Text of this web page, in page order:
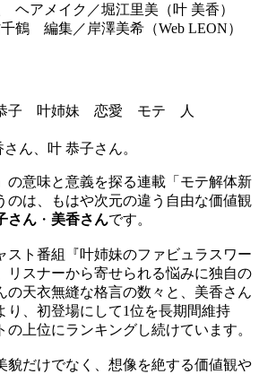
ヘアメイク／堀江里美（叶 美香）
鶴 編集／岸澤美希（Web LEON）
ん、叶 恭子さん。
の意味と意義を探る連載「モテ解体新
のは、もはや次元の違う自由な価値観
さん ・ 美香さんです。
スト番組『叶姉妹のファビュラスワー
リスナーから寄せられる悩みに独自の
の天衣無縫な格言の数々と、美香さん
り、初登場にして1位を長期間維持
の上位にランキングし続けています。
貌だけでなく、想像を絶する価値観や